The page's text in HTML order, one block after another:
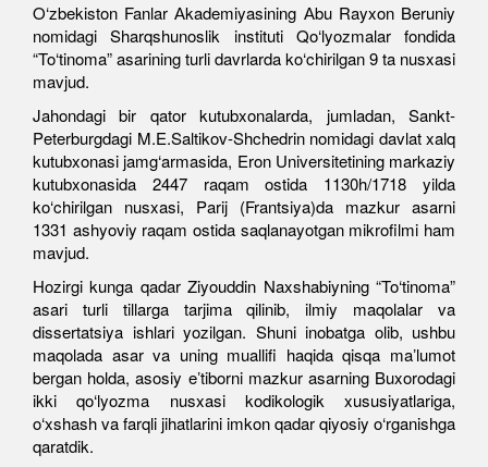
O‘zbekiston Fanlar Аkademiyasining Аbu Rayxon Beruniy
nomidagi Sharqshunoslik instituti Qo‘lyozmalar fondida
“To‘tinoma” asarining turli davrlarda ko‘chirilgan 9 ta nusxasi
mavjud.
Jahondagi bir qator kutubxonalarda, jumladan, Sankt-
Peterburgdagi M.E.Saltikov-Shchedrin nomidagi davlat xalq
kutubxonasi jamg‘armasida, Eron Universitetining markaziy
kutubxonasida 2447 raqam ostida 1130h/1718 yilda
ko‘chirilgan nusxasi, Parij (Frantsiya)da mazkur asarni
1331 ashyoviy raqam ostida saqlanayotgan mikrofilmi ham
mavjud.
Hozirgi kunga qadar Ziyouddin Naxshabiyning “To‘tinoma”
asari turli tillarga tarjima qilinib, ilmiy maqolalar va
dissertatsiya ishlari yozilgan. Shuni inobatga olib, ushbu
maqolada asar va uning muallifi haqida qisqa maʼlumot
bergan holda, asosiy eʼtiborni mazkur asarning Buxorodagi
ikki qo‘lyozma nusxasi kodikologik xususiyatlariga,
o‘xshash va farqli jihatlarini imkon qadar qiyosiy o‘rganishga
qaratdik.